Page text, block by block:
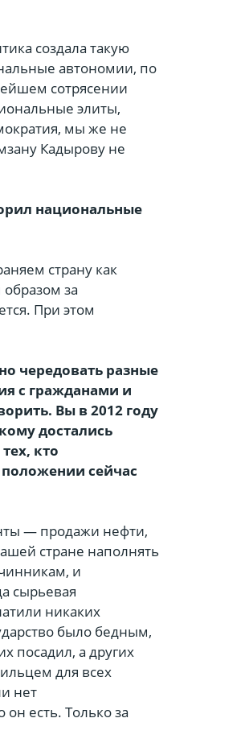
создала такую
автономии, по
сотрясении
элиты,
мы же не
Кадырову не
национальные
страну как
за
При этом
чередовать разные
с гражданами и
Вы в 2012 году
достались
кто
сейчас
— продажи нефти,
стране наполнять
и
сырьевая
никаких
было бедным,
посадил, а других
для всех
нет
он есть. Только за